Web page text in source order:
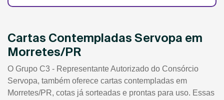
Cartas Contempladas Servopa em
Morretes/PR
O Grupo C3 - Representante Autorizado do Consórcio
Servopa, também oferece cartas contempladas em
Morretes/PR, cotas já sorteadas e prontas para uso. Essas